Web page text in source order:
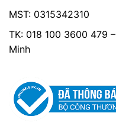
MST: 0315342310
TK: 018 100 3600 479
Minh